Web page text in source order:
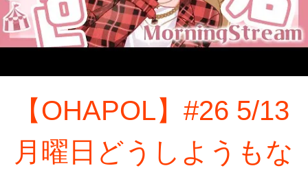
【OHAPOL】#26 5/13
月曜日どうしようもな